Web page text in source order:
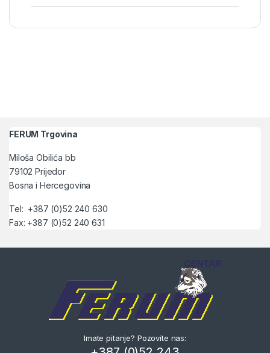
FERUM Trgovina
Miloša Obilića bb
79102 Prijedor
Bosna i Hercegovina
Tel: +387 (0)52 240 630
Fax: +387 (0)52 240 631
Imate pitanje? Pozovite nas: